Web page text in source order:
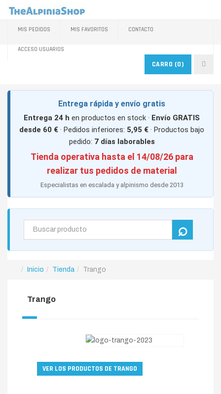
MIS PEDIDOS MIS FAVORITOS CONTACTO
ACCESO USUARIOS
CARRO (0)
Entrega rápida y envío gratis
Entrega 24 h en productos en stock · Envío GRATIS
desde 60 € · Pedidos inferiores: 5,95 € · Productos bajo
pedido: 7 días laborables
Tienda operativa hasta el 14/08/26 para
realizar tus pedidos de material
Especialistas en escalada y alpinismo desde 2013
Inicio Tienda Trango
Trango
VER LOS PRODUCTOS DE TRANGO